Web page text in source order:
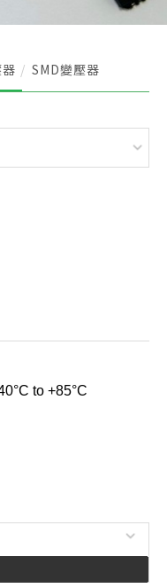
SMD變壓器
to +85°C